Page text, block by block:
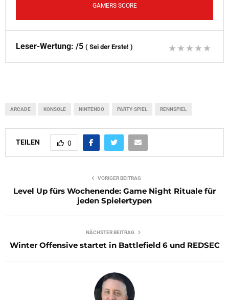
GAMERS SCORE
Leser-Wertung: /5 ( Sei der Erste! )
ARCADE KONSOLE NINTENDO PARTY-SPIEL RENNSPIEL
TEILEN 0
VORIGER BEITRAG
Level Up fürs Wochenende: Game Night Rituale für
jeden Spielertypen
NÄCHSTER BEITRAG
Winter Offensive startet in Battlefield 6 und REDSEC